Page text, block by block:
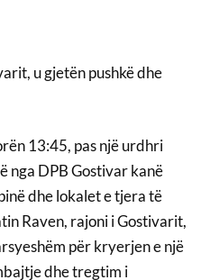
u gjetën pushkë dhe
13:45, pas një urdhri
nga DPB Gostivar kanë
dhe lokalet e tjera të
Raven, rajoni i Gostivarit,
për kryerjen e një
dhe tregtim i